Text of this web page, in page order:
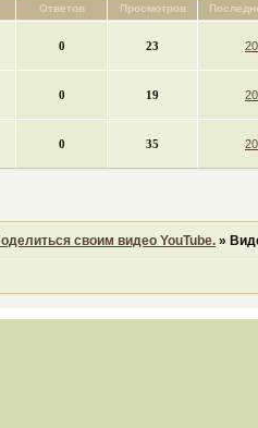
Ответов Просмотров
0 23
0 19
0 35
своим видео YouTube. »